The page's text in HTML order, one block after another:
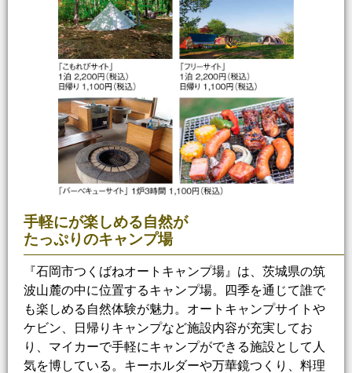
手軽にが楽しめる自然が
たっぷりのキャンプ場
『石岡市つくばねオートキャンプ場』は、茨城県の筑
波山麓の中に位置するキャンプ場。四季を通じて誰で
も楽しめる自然体験が魅力。オートキャンプサイトや
ケビン、日帰りキャンプなど施設内容が充実してお
り、マイカーで手軽にキャンプができる施設として人
気を博している。キーホルダーや万華鏡つくり、料理